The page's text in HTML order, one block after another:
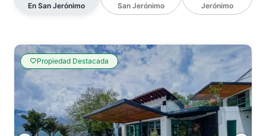
En San Jerónimo
San Jerónimo
Jerónimo
Propiedad Destacada